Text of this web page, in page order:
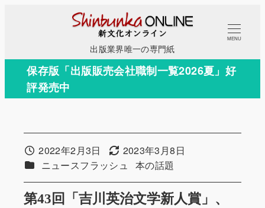
コ
テ
出版業界唯一の専門紙
MENU
保存版「出版販売会社職制一覧2026夏」好
評発売中
第43回「吉川英治文学新人賞」、
投稿日2022年2月3日 更新日2023年3月8日
カテゴリー
ニュースフラッシュ カテゴリー
本の話題